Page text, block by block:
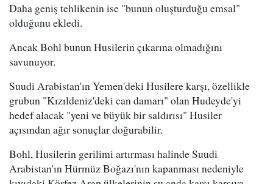
Daha geniş tehlikenin ise "bunun oluşturduğu emsal"
olduğunu ekledi.
Ancak Bohl bunun Husilerin çıkarına olmadığını
savunuyor.
Suudi Arabistan'ın Yemen'deki Husilere karşı, özellikle
grubun "Kızıldeniz'deki can damarı" olan Hudeyde'yi
hedef alacak "yeni ve büyük bir saldırısı" Husiler
açısından ağır sonuçlar doğurabilir.
Bohl, Husilerin gerilimi artırması halinde Suudi
Arabistan'ın Hürmüz Boğazı'nın kapanması nedeniyle